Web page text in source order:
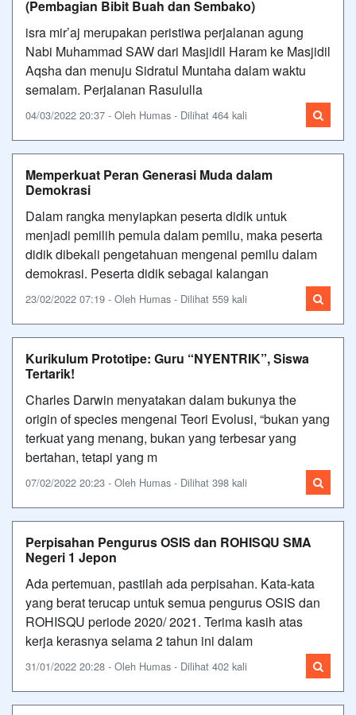
(Pembagian Bibit Buah dan Sembako)
isra mir’aj merupakan peristiwa perjalanan agung
Nabi Muhammad SAW dari Masjidil Haram ke Masjidil
Aqsha dan menuju Sidratul Muntaha dalam waktu
semalam. Perjalanan Rasululla
04/03/2022 20:37 - Oleh Humas - Dilihat 464 kali
Memperkuat Peran Generasi Muda dalam
Demokrasi
Dalam rangka menyiapkan peserta didik untuk
menjadi pemilih pemula dalam pemilu, maka peserta
didik dibekali pengetahuan mengenai pemilu dalam
demokrasi. Peserta didik sebagai kalangan
23/02/2022 07:19 - Oleh Humas - Dilihat 559 kali
Kurikulum Prototipe: Guru “NYENTRIK”, Siswa
Tertarik!
Charles Darwin menyatakan dalam bukunya the
origin of species mengenai Teori Evolusi, “bukan yang
terkuat yang menang, bukan yang terbesar yang
bertahan, tetapi yang m
07/02/2022 20:23 - Oleh Humas - Dilihat 398 kali
Perpisahan Pengurus OSIS dan ROHISQU SMA
Negeri 1 Jepon
Ada pertemuan, pastilah ada perpisahan. Kata-kata
yang berat terucap untuk semua pengurus OSIS dan
ROHISQU periode 2020/ 2021. Terima kasih atas
kerja kerasnya selama 2 tahun ini dalam
31/01/2022 20:28 - Oleh Humas - Dilihat 402 kali